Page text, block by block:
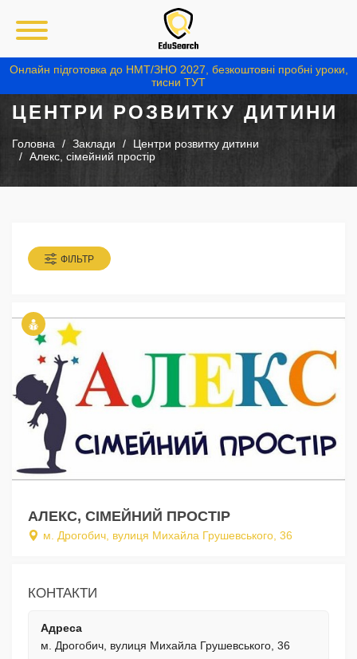
Онлайн підготовка до НМТ/ЗНО 2027, безкоштовні пробні уроки,
тисни ТУТ
ЦЕНТРИ РОЗВИТКУ ДИТИНИ
Головна Заклади
Центри розвитку дитини
Алекс, сімейний простір
ФІЛЬТР
АЛЕКС, СІМЕЙНИЙ ПРОСТІР
м. Дрогобич, вулиця Михайла Грушевського, 36
КОНТАКТИ
Адреса
м. Дрогобич, вулиця Михайла Грушевського, 36